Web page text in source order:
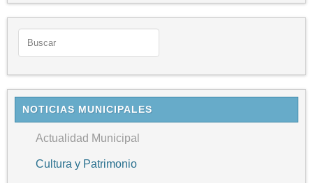
NOTICIAS MUNICIPALES
Actualidad Municipal
Cultura y Patrimonio